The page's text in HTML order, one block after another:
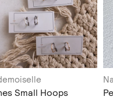
Small Hoops